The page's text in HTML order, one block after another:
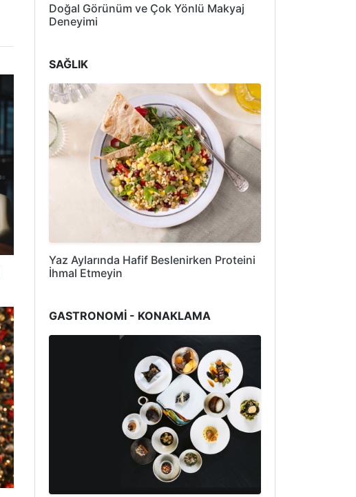
Doğal Görünüm ve Çok Yönlü Makyaj
Deneyimi
SAĞLIK
Yaz Aylarında Hafif Beslenirken Proteini
İhmal Etmeyin
GASTRONOMİ - KONAKLAMA